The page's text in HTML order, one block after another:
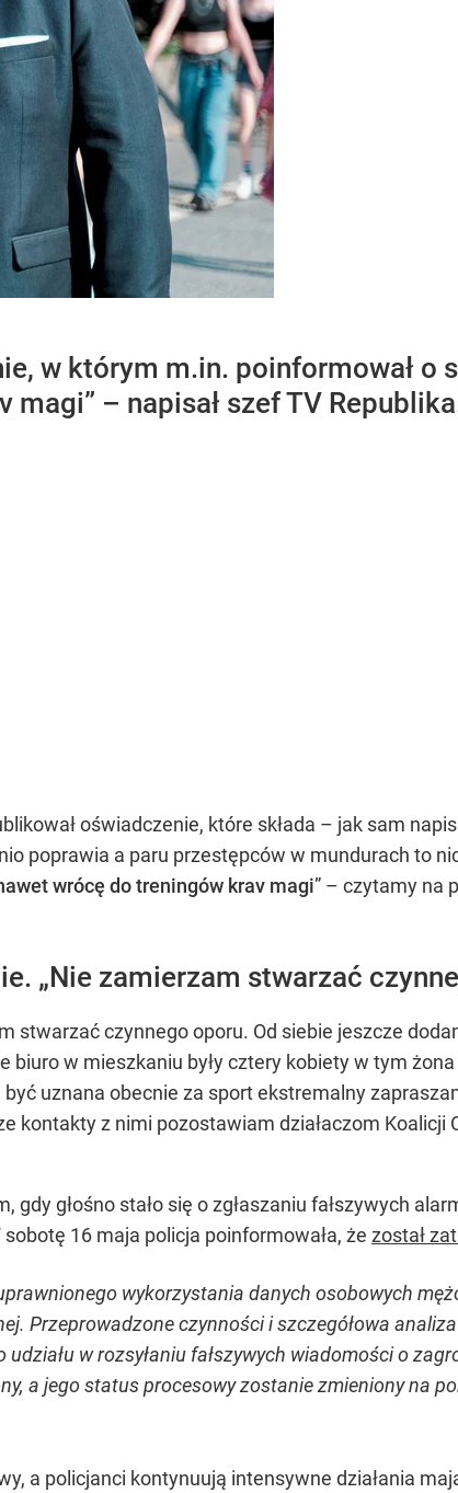
w którym m.in. poinformował o
– napisał szef TV
oświadczenie, które składa – jak sam
poprawia a paru przestępców w mundurach to
wrócę do treningów krav magi” – czytamy na
„Nie zamierzam stwarzać
stwarzać czynnego oporu. Od siebie jeszcze
biuro w mieszkaniu były cztery kobiety w tym
uznana obecnie za sport ekstremalny
kontakty z nimi pozostawiam działaczom Koalicji
głośno stało się o zgłaszaniu fałszywych
16 maja policja poinformowała, że został
wykorzystania danych osobowych
Przeprowadzone czynności i szczegółowa
w rozsyłaniu fałszywych wiadomości o
a jego status procesowy zostanie zmieniony na
a policjanci kontynuują intensywne działania